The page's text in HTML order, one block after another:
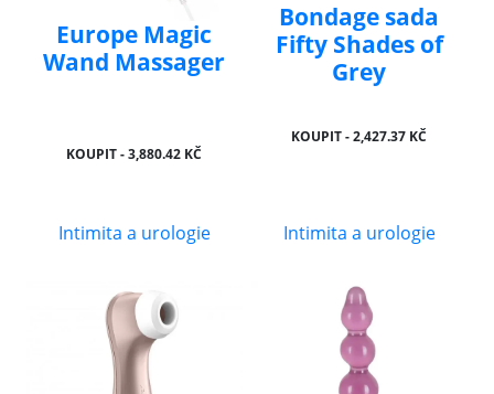
Europe Magic
Wand Massager
KOUPIT - 3,880.42 KČ
Bondage sada
Fifty Shades of
Grey
KOUPIT - 2,427.37 KČ
Intimita a urologie Intimita a urologie